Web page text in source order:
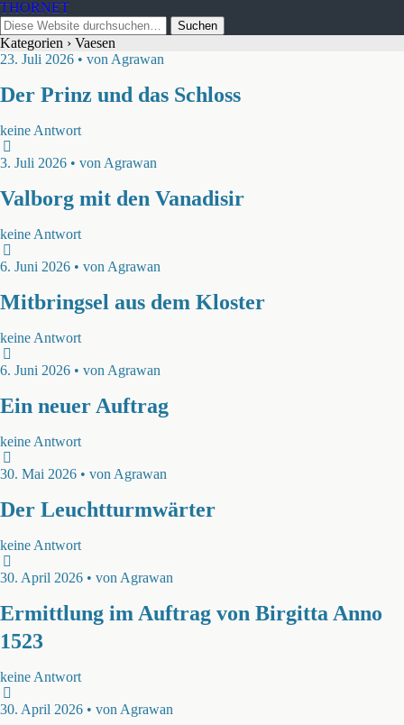
THORNET
Kategorien › Vaesen
23. Juli 2026 • von Agrawan
Der Prinz und das Schloss
keine Antwort
3. Juli 2026 • von Agrawan
Valborg mit den Vanadisir
keine Antwort
6. Juni 2026 • von Agrawan
Mitbringsel aus dem Kloster
keine Antwort
6. Juni 2026 • von Agrawan
Ein neuer Auftrag
keine Antwort
30. Mai 2026 • von Agrawan
Der Leuchtturmwärter
keine Antwort
30. April 2026 • von Agrawan
Ermittlung im Auftrag von Birgitta Anno
1523
keine Antwort
30. April 2026 • von Agrawan